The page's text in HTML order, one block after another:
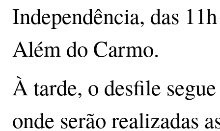
Independência, das
Além do Carmo.
À tarde, o desfile
onde serão realizadas